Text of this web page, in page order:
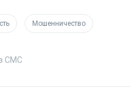
Мошенничество
СМС